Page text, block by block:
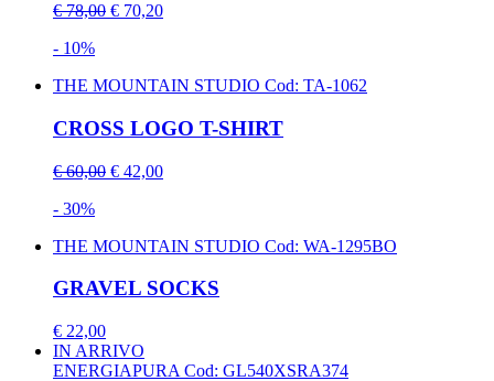
€ 78,00 € 70,20
- 10%
THE MOUNTAIN STUDIO Cod: TA-1062
CROSS LOGO T-SHIRT
€ 60,00 € 42,00
- 30%
THE MOUNTAIN STUDIO Cod: WA-1295BO
GRAVEL SOCKS
€ 22,00
IN ARRIVO
ENERGIAPURA Cod: GL540XSRA374